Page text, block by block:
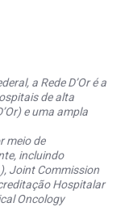
a Rede D’Or é a
de alta
e uma ampla
meio de
incluindo
Joint Commission
Hospitalar
Oncology